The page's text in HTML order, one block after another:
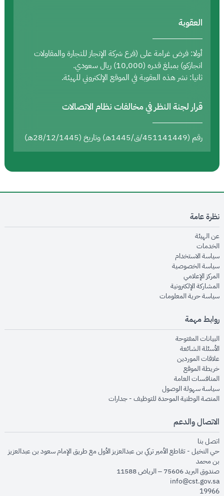
العقوبة
أولا: فرض غرامة على (فرع شركة الإنجاز للتجارة والمقاولات
انجازكو) بمبلغ قدره (10,000) ريال سعودي.
ثانيا: نشر هذه العقوبة في الموقع الإلكتروني للهيئة.
قرار لجنة النظر في مخالفات نظام الاتصالات
رقم (451141449/ق/1445هـ) وتاريخ (28/12/1445هـ)
نظرة عامة
عن الهيئةopens in new window
الخدماتopens in new window
سياسة الاستخدام
سياسة الخصوصيةopens in new window
المركز الإعلاميopens in new window
المشاركة الإلكترونيةopens in new window
سياسة حرية المعلوماتopens in new window
روابط مهمة
البيانات المفتوحةopens in new window
الأسئلة الشائعةopens in new window
علاقات الموردينopens in new window
خريطة الموقعopens in new window
المنافسات العامةopens in new window
سياسة سهولة الوصولopens in new window
المنصة الوطنية الموحدة للتوظيف - جداراتopens in new window
الاتصال والدعم
اتصل بنا
حي النخيل - تقاطع الأمير تركي بن عبدالعزيز الأول مع طريق الإمام سعود بن عبدالعزيز
بن محمد
صندوق البريد 75606 – الرياض 11588
info@cst.gov.sa
19966